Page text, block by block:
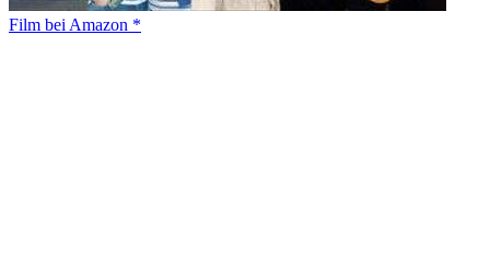
Film bei Amazon *